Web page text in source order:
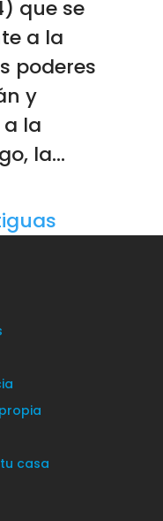
que se
a la
poderes
y
la
la...
casa